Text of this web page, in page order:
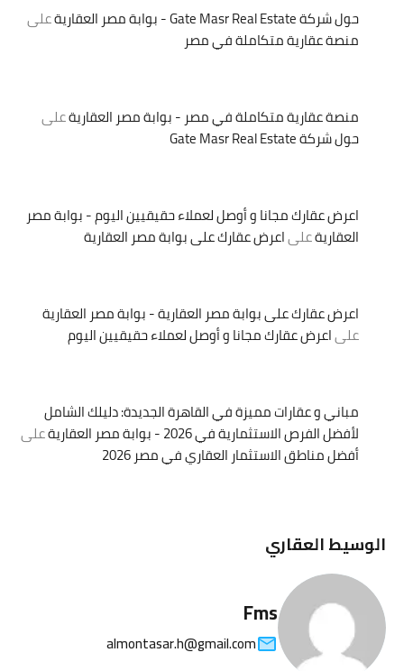
حول شركة Gate Masr Real Estate - بوابة مصر العقارية
على
منصة عقارية متكاملة في مصر
منصة عقارية متكاملة في مصر - بوابة مصر العقاريةعلى
حول شركة Gate Masr Real Estate
اعرض عقارك مجانا و أوصل لعملاء حقيقيين اليوم - بوابة مصر
العقاريةعلىاعرض عقارك على بوابة مصر العقارية
اعرض عقارك على بوابة مصر العقارية - بوابة مصر العقارية
علىاعرض عقارك مجانا و أوصل لعملاء حقيقيين اليوم
مباني و عقارات مميزة في القاهرة الجديدة: دليلك الشامل
لأفضل الفرص الاستثمارية في 2026 - بوابة مصر العقارية
على
أفضل مناطق الاستثمار العقاري في مصر 2026
الوسيط العقاري
Fms
almontasar.h@gmail.com